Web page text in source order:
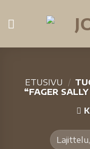
ETUSIVU /
“FAGER